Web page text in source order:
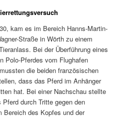
kam es im Bereich Hanns-Martin-
Straße in Wörth zu einem
Bei der Überführung eines
Polo-Pferdes vom Flughafen
die beiden französischen
dass das Pferd im Anhänger
hat. Bei einer Nachschau stellte
durch Tritte gegen den
des Kopfes und der